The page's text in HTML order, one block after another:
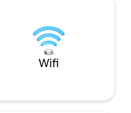
de
de
de
de la autopista 63,
10 millas de
Wifi